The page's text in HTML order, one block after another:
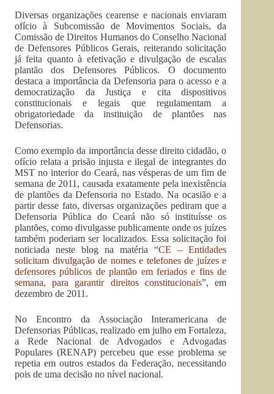
Diversas organizações cearense e nacionais enviaram
ofício à Subcomissão de Movimentos Sociais, da
Comissão de Direitos Humanos do Conselho Nacional
de Defensores Públicos Gerais, reiterando solicitação
já feita quanto à efetivação e divulgação de escalas
plantão dos Defensores Públicos. O documento
destaca a importância da Defensoria para o acesso e a
democratização da Justiça e cita dispositivos
constitucionais e legais que regulamentam a
obrigatoriedade da instituição de plantões nas
Defensorias.
Como exemplo da importância desse direito cidadão, o
ofício relata a prisão injusta e ilegal de integrantes do
MST no interior do Ceará, nas vésperas de um fim de
semana de 2011, causada exatamente pela inexistência
de plantões da Defensoria no Estado. Na ocasião e a
partir desse fato, diversas organizações pediram que a
Defensoria Pública do Ceará não só instituísse os
plantões, como divulgasse publicamente onde os juízes
também poderiam ser localizados. Essa solicitação foi
noticiada neste blog na matéria “CE – Entidades
solicitam divulgação de nomes e telefones de juízes e
defensores públicos de plantão em feriados e fins de
semana, para garantir direitos constitucionais”, em
dezembro de 2011.
No Encontro da Associação Interamericana de
Defensorias Públicas, realizado em julho em Fortaleza,
a Rede Nacional de Advogados e Advogadas
Populares (RENAP) percebeu que esse problema se
repetia em outros estados da Federação, necessitando
pois de uma decisão no nível nacional.